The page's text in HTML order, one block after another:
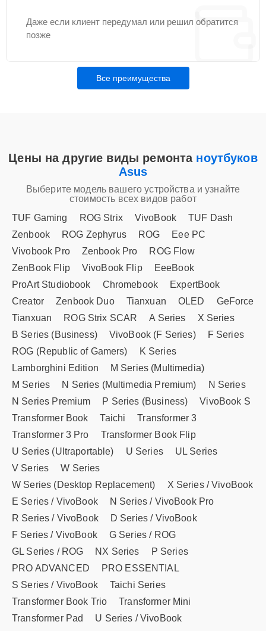
Даже если клиент передумал или решил обратится
позже
Все преимущества
Цены на другие виды ремонта ноутбуков
Asus
Выберите модель вашего устройства и узнайте
стоимость всех видов работ
TUF Gaming
ROG Strix VivoBook
TUF Dash
Zenbook
ROG Zephyrus ROG
Eee PC
Vivobook Pro
Zenbook Pro
ROG Flow
ZenBook Flip
VivoBook Flip
EeeBook
ProArt Studiobook
Chromebook
ExpertBook
Creator
Zenbook Duo Tianxuan OLED
GeForce
Tianxuan
ROG Strix SCAR A Series
X Series
B Series (Business)
VivoBook (F Series)
F Series
ROG (Republic of Gamers)
K Series
Lamborghini Edition
M Series (Multimedia)
M Series
N Series (Multimedia Premium)
N Series
N Series Premium
P Series (Business)
VivoBook S
Transformer Book
Taichi
Transformer 3
Transformer 3 Pro
Transformer Book Flip
U Series (Ultraportable)
U Series
UL Series
V Series
W Series
W Series (Desktop Replacement)
X Series / VivoBook
E Series / VivoBook
N Series / VivoBook Pro
R Series / VivoBook
D Series / VivoBook
F Series / VivoBook
G Series / ROG
GL Series / ROG
NX Series
P Series
PRO ADVANCED
PRO ESSENTIAL
S Series / VivoBook
Taichi Series
Transformer Book Trio
Transformer Mini
Transformer Pad
U Series / VivoBook